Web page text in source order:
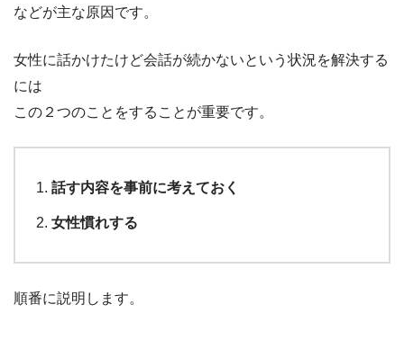
などが主な原因です。
女性に話かけたけど会話が続かないという状況を解決する
には
この２つのことをすることが重要です。
話す内容を事前に考えておく
女性慣れする
順番に説明します。